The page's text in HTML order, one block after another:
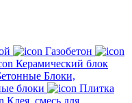
Газобетон
Керамический блок
Блоки,
блоки
Плитка